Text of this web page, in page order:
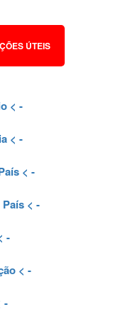
ÚTEIS
< -
< -
< -
< -
-
< -
-